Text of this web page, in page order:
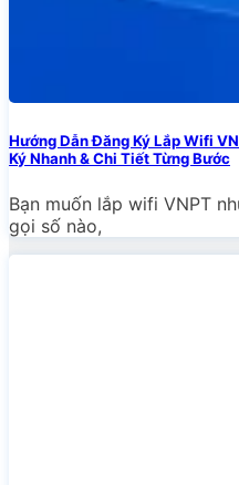
Hướng Dẫn Đăng Ký Lắp Wifi
Ký Nhanh & Chi Tiết Từng Bước
Bạn muốn lắp wifi VNPT
gọi số nào,